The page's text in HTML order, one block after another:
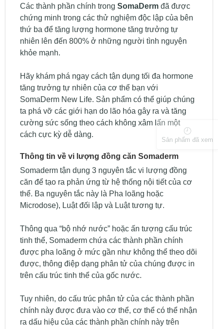
Các thành phần chính trong SomaDermđã được
chứng minh trong các thử nghiệm độc lập của bên
thứ ba để tăng lượng hormone tăng trưởng tự
nhiên lên đến 800% ở những người tình nguyện
khỏe mạnh.
Hãy khám phá ngay cách tận dụng tối đa hormone
tăng trưởng tự nhiên của cơ thể bạn với
SomaDerm New Life. Sản phẩm có thể giúp chúng
ta phá vỡ các giới hạn do lão hóa gây ra và tăng
cường sức sống theo cách không xâm lấn một
cách cực kỳ dễ dàng.
Thông tin về vi lượng đồng căn Somaderm
Somaderm tận dụng 3 nguyên tắc vi lượng đồng
căn để tạo ra phản ứng từ hệ thống nội tiết của cơ
thể. Ba nguyên tắc này là Pha loãng hoặc
Microdose), Luật đối lập và Luật tương tự.
Thông qua “bộ nhớ nước” hoặc ấn tượng cấu trúc
tinh thể, Somaderm chứa các thành phần chính
được pha loãng ở mức gần như không thể theo dõi
được, thông điệp dạng phân tử của chúng được in
trên cấu trúc tinh thể của gốc nước.
Tuy nhiên, do cấu trúc phân tử của các thành phần
chính này được đưa vào cơ thể, cơ thể có thể nhận
ra dấu hiệu của các thành phần chính này trên
Sản phẩm đã xem